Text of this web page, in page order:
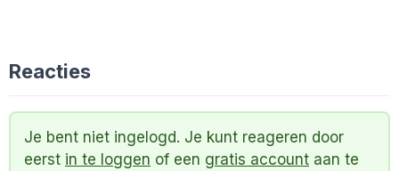
Reacties
Je bent niet ingelogd. Je kunt reageren door
eerst in te loggen of een gratis account aan te